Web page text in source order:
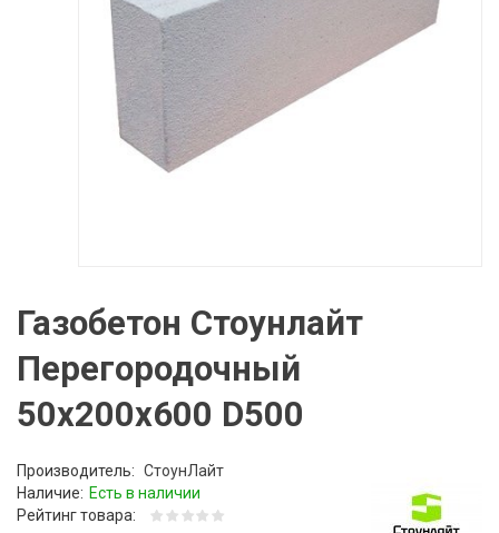
Газобетон Стоунлайт
Перегородочный
50х200х600 D500
Производитель: СтоунЛайт
Наличие: Есть в наличии
Рейтинг товара: